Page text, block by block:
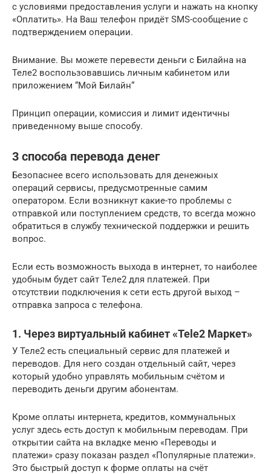
с условиями предоставления услуги и нажать на кнопку
«Оплатить». На Ваш телефон придёт SMS-сообщение с
подтверждением операции.
Внимание. Вы можете перевести деньги с Билайна на
Теле2 воспользовавшись личным кабинетом или
приложением “Мой Билайн“
Принцип операции, комиссия и лимит идентичны
приведенному выше способу.
3 способа перевода денег
Безопаснее всего использовать для денежных
операций сервисы, предусмотренные самим
оператором. Если возникнут какие-то проблемы с
отправкой или поступлением средств, то всегда можно
обратиться в службу технической поддержки и решить
вопрос.
Если есть возможность выхода в интернет, то наиболее
удобным будет сайт Теле2 для платежей. При
отсутствии подключения к сети есть другой выход –
отправка запроса с телефона.
1. Через виртуальный кабинет «Tele2 Маркет»
У Теле2 есть специальный сервис для платежей и
переводов. Для него создан отдельный сайт, через
который удобно управлять мобильным счётом и
переводить деньги другим абонентам.
Кроме оплаты интернета, кредитов, коммунальных
услуг здесь есть доступ к мобильным переводам. При
открытии сайта на вкладке меню «Переводы и
платежи» сразу показан раздел «Популярные платежи».
Это быстрый доступ к форме оплаты на счёт